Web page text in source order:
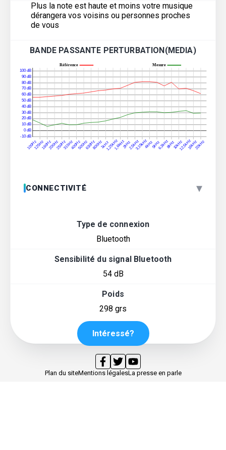
Plus la note est haute et moins votre musique
dérangera vos voisins ou personnes proches
de vous
BANDE PASSANTE PERTURBATION(MEDIA)
CONNECTIVITÉ ▾
Type de connexion
Bluetooth
Sensibilité du signal Bluetooth
54 dB
Poids
298 grs
Intéressé?
Plan du siteMentions légalesLa presse en parle